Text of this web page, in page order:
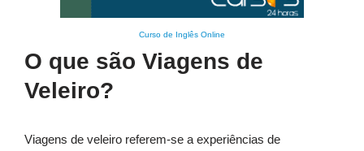
Curso de Inglês Online
O que são Viagens de
Veleiro?
Viagens de veleiro referem-se a experiências de